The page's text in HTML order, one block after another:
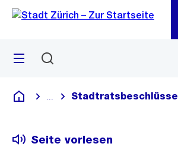
Navigation
Sprunglink
Menü
Deutsch
Blende alle Breadcrumbs ein
Stadtratsbeschlüsse
Seite vorlesen